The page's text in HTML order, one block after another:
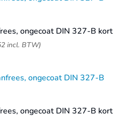
ongecoat DIN 327-B kort
incl. BTW)
ongecoat DIN 327-B kort